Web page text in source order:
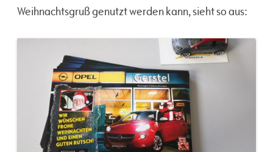
Weihnachtsgruß genutzt werden kann, sieht so aus: